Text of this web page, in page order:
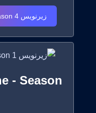
زیرنویس Power Book II: Ghost - Season 4
- Season